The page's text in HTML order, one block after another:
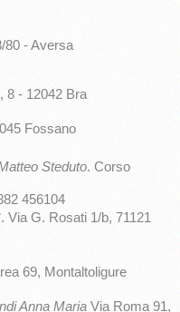
80 - Aversa
8 - 12042 Bra
Fossano
Steduto. Corso
456104
. Via G. Rosati 1/b, 71121
69, Montaltoligure
Anna Maria Via Roma 91,